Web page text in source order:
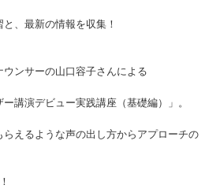
、最新の情報を収集！
ンサーの山口容子さんによる
ー講演デビュー実践講座（基礎編）」。
らえるような声の出し方からアプローチの